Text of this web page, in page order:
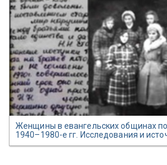
Женщины в евангельских общинах
1940–1980-е гг. Исследования и